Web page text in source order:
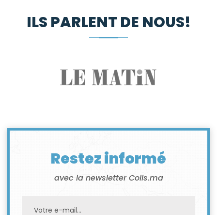
ILS PARLENT DE NOUS!
Restez informé
avec la newsletter Colis.ma